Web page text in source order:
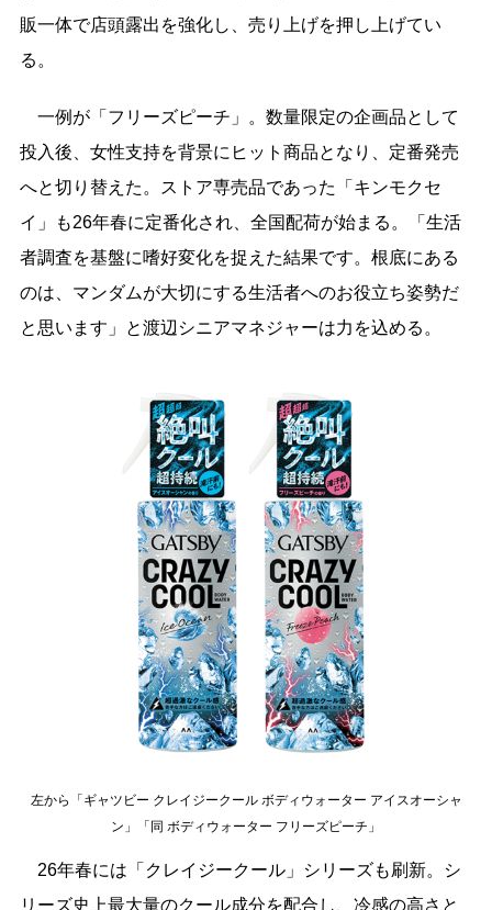
販一体で店頭露出を強化し、売り上げを押し上げてい
る。
一例が「フリーズピーチ」。数量限定の企画品として
投入後、女性支持を背景にヒット商品となり、定番発売
へと切り替えた。ストア専売品であった「キンモクセ
イ」も26年春に定番化され、全国配荷が始まる。「生活
者調査を基盤に嗜好変化を捉えた結果です。根底にある
のは、マンダムが大切にする生活者へのお役立ち姿勢だ
と思います」と渡辺シニアマネジャーは力を込める。
左から「ギャツビー クレイジークール ボディウォーター アイスオーシャ
ン」「同 ボディウォーター フリーズピーチ」
26年春には「クレイジークール」シリーズも刷新。シ
リーズ史上最大量のクール成分を配合し、冷感の高さと